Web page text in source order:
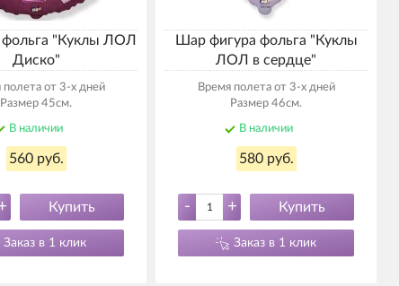
фольга "Куклы ЛОЛ
Диско"
полета от 3-х дней
Размер 45см.
В наличии
560 руб.
Купить
Заказ в 1 клик
Шар фигура фольга "Куклы
ЛОЛ в сердце"
Время полета от 3-х дней
Размер 46см.
В наличии
580 руб.
- + Купить
Заказ в 1 клик